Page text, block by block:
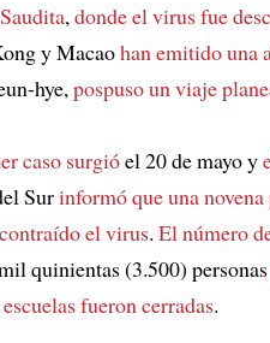
,donde el virus fue
y Macaohan emitido una
hye,pospuso un viaje
caso surgióel 20 de mayo y
Surinformó que una
el virus. El número
quinientas (3.500) personas
escuelas fueron cerradas.